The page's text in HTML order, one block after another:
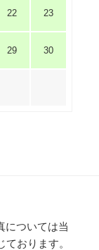
22 23
29 30
については当
おります。